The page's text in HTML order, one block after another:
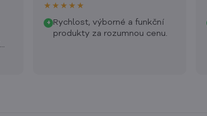
★★★★★
+
Rychlost, výborné a funkční
produkty za rozumnou cenu.